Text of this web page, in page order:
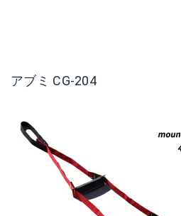
アブミ CG-204